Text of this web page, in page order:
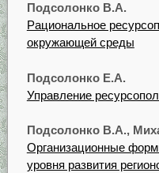
Подсолонко В.А.
Рациональное
окружающей среды
Подсолонко Е.А.
Управление
Подсолонко В.А.,
Организационные
уровня развития